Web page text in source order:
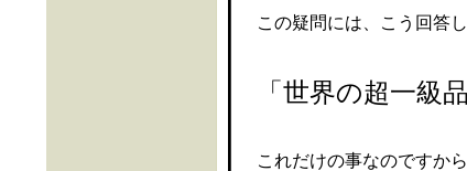
この疑問には、こう回答
「世界の超一級
これだけの事なのですか